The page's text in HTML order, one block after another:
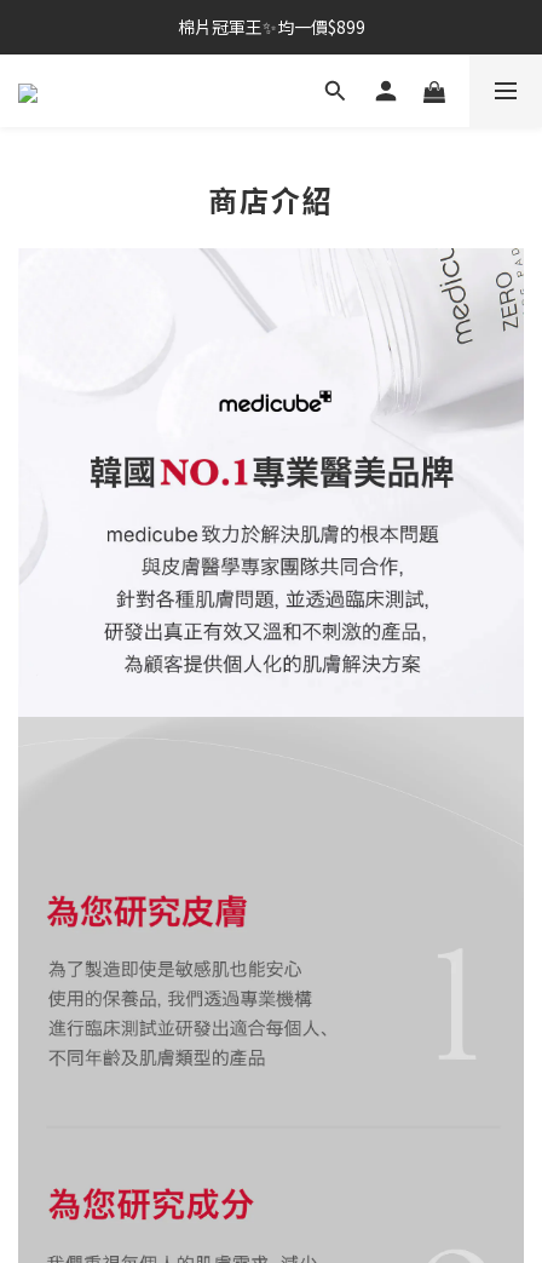
棉片冠軍王✨均一價$899
棉片冠軍王✨均一價$899
夏季深層清潔必備🫧張員瑛洗臉機
棉片冠軍王✨均一價$899
商店介紹